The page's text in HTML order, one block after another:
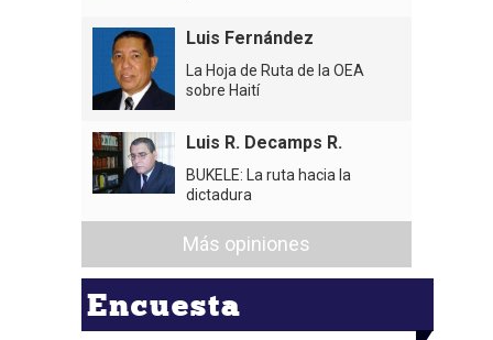
Luis Fernández
La Hoja de Ruta de la OEA
sobre Haití
Luis R. Decamps R.
BUKELE: La ruta hacia la
dictadura
Más opiniones
Encuesta